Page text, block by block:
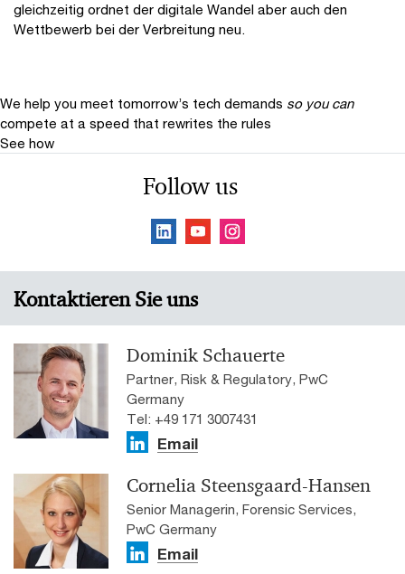
gleichzeitig ordnet der digitale Wandel aber auch den
Wettbewerb bei der Verbreitung neu.
We help you meet tomorrow’s tech demands so you can
compete at a speed that rewrites the rules
See how
Follow us
Kontaktieren Sie uns
Dominik Schauerte
Partner, Risk & Regulatory, PwC
Germany
Tel: +49 171 3007431
Email
Cornelia Steensgaard-Hansen
Senior Managerin, Forensic Services,
PwC Germany
Email